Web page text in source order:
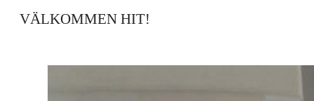
VÄLKOMMEN HIT!